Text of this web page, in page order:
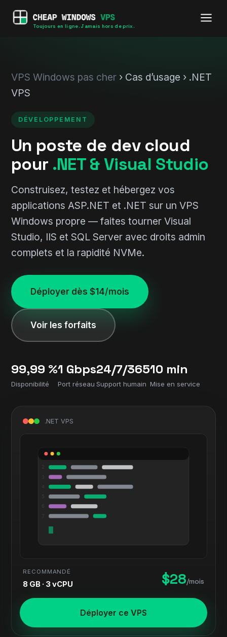
Toujours en ligne. Jamais hors de prix.
VPS Windows pas cher › Cas d’usage › .NET
VPS
DÉVELOPPEMENT
Un poste de dev cloud
pour .NET & Visual Studio
Construisez, testez et hébergez vos
applications ASP.NET et .NET sur un VPS
Windows propre — faites tourner Visual
Studio, IIS et SQL Server avec droits admin
complets et la rapidité NVMe.
Déployer dès $14/mois
Voir les forfaits
99,99 %
Disponibilité
1 Gbps
Port réseau
24/7/365
Support humain
10 min
Mise en service
.NET VPS
RECOMMANDÉ
8 GB · 3 vCPU $28/mois
Déployer ce VPS